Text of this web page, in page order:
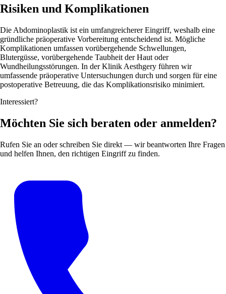
Risiken und Komplikationen
Die Abdominoplastik ist ein umfangreicherer Eingriff, weshalb eine
gründliche präoperative Vorbereitung entscheidend ist. Mögliche
Komplikationen umfassen vorübergehende Schwellungen,
Blutergüsse, vorübergehende Taubheit der Haut oder
Wundheilungsstörungen. In der Klinik Aesthgery führen wir
umfassende präoperative Untersuchungen durch und sorgen für eine
postoperative Betreuung, die das Komplikationsrisiko minimiert.
Interessiert?
Möchten Sie sich beraten oder anmelden?
Rufen Sie an oder schreiben Sie direkt — wir beantworten Ihre Fragen
und helfen Ihnen, den richtigen Eingriff zu finden.